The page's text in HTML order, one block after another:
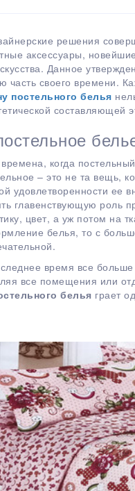
решения
аксессуары,
Данное
часть своего времени.
постельного белья
составляющей
когда
– это не та вещь,
удовлетворенности
главенствующую роль
цвет, а уж потом на
белья, то с
время все
все помещения или
белья грает